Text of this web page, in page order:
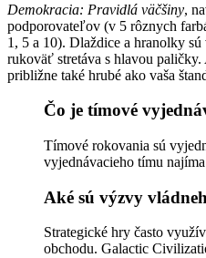
Demokracia: Pravidlá väčšiny,
podporovateľov (v 5 rôznych
1, 5 a 10). Dlaždice a hranolky
rukoväť stretáva s hlavou
približne také hrubé ako vaša
Čo je tímové
Tímové rokovania sú
vyjednávacieho tímu
Aké sú výzvy
Strategické hry často
obchodu. Galactic